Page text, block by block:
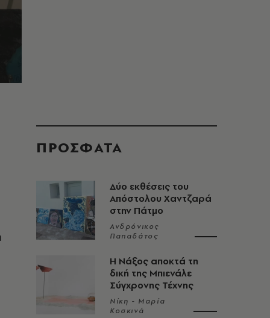
ΠΡΟΣΦΑΤΑ
Δύο εκθέσεις του
Απόστολου Χαντζαρά
στην Πάτμο
Ανδρόνικος
Παπαδάτος
Η Νάξος αποκτά τη
δική της Μπιενάλε
Σύγχρονης Τέχνης
Νίκη - Μαρία
Κοσκινά